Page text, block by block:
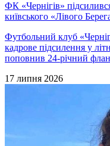
ФК «Чернігів»
київського «Лівого
Футбольний клуб
кадрове підсилення у
поповнив 24-річний
17 липня 2026